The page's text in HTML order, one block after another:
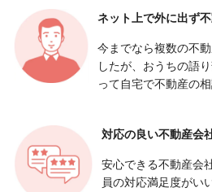
ネット上で外に出ず
今までなら複数の不
したが、おうちの語
って自宅で不動産の
対応の良い不動産会
安心できる不動産会
員の対応満足度がい